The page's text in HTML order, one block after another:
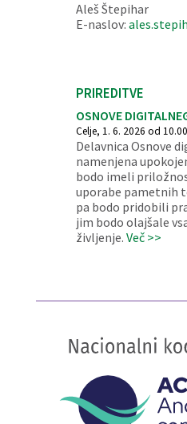
Aleš Štepihar
E-naslov:
PRIREDITVE
OSNOVE
Celje, 1. 6. 2026 od
Delavnica Osnove
namenjena
bodo imeli
uporabe pametnih
pa bodo pridobili
jim bodo olajšale
življenje. Več >>